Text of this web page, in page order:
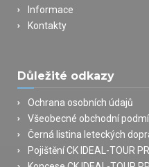
Informace
Kontakty
Důležité odkazy
Ochrana osobních údajů
Všeobecné obchodní
Černá listina leteckých
Pojištění CK IDEAL-TOUR